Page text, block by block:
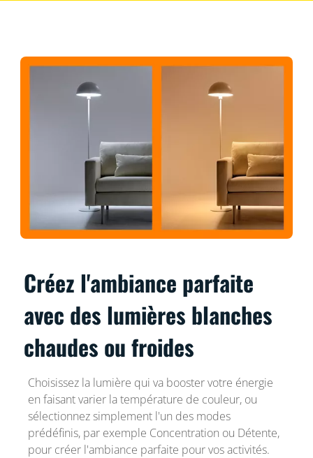
Créez l'ambiance parfaite
avec des lumières blanches
chaudes ou froides
Choisissez la lumière qui va booster votre énergie
en faisant varier la température de couleur, ou
sélectionnez simplement l'un des modes
prédéfinis, par exemple Concentration ou Détente,
pour créer l'ambiance parfaite pour vos activités.